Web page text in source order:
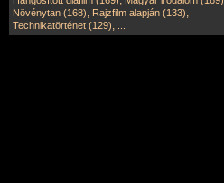
Növénytan (168), Rajzfilm alapján (133),
Technikatörténet (129),